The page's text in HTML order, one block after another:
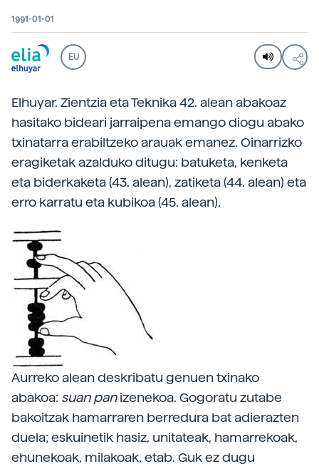
1991-01-01
EU
Elhuyar. Zientzia eta Teknika 42. alean abakoaz
hasitako bideari jarraipena emango diogu abako
txinatarra erabiltzeko arauak emanez. Oinarrizko
eragiketak azalduko ditugu: batuketa, kenketa
eta biderkaketa (43. alean), zatiketa (44. alean) eta
erro karratu eta kubikoa (45. alean).
Aurreko alean deskribatu genuen txinako
abakoa: suan panizenekoa. Gogoratu zutabe
bakoitzak hamarraren berredura bat adierazten
duela; eskuinetik hasiz, unitateak, hamarrekoak,
ehunekoak, milakoak, etab. Guk ez dugu